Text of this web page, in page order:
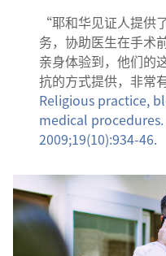
“耶和华见证人提供
务，协助医生在手术
亲身体验到，他们的
抗的方式提供，非
Religious practice,
medical procedures.
2009;19(10):934-46.